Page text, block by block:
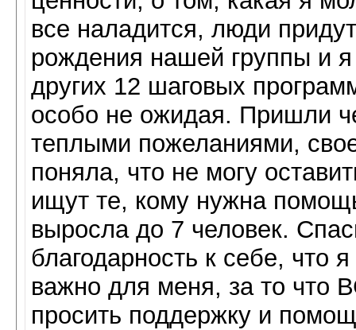
все наладится, люди
рождения нашей группы и
других 12 шаговых
особо не ожидая. Пришли
теплыми пожеланиями,
поняла, что не могу
ищут те, кому нужна
выросла до 7 человек.
благодарность к себе, что
важно для меня, за то что
просить поддержку и